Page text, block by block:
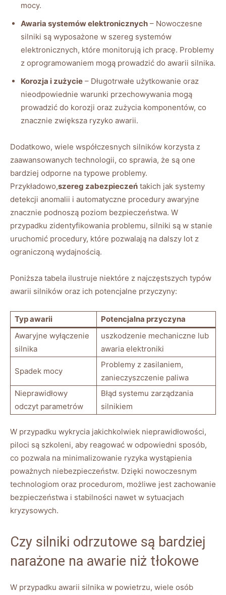
mocy.
Awaria systemów elektronicznych – ⁢Nowoczesne
silniki​ są wyposażone ‌w szereg​ systemów
⁣elektronicznych, które ⁤monitorują ich pracę. Problemy
z oprogramowaniem mogą prowadzić ⁢do ⁢awarii silnika.
Korozja i zużycie – Długotrwałe użytkowanie oraz
nieodpowiednie warunki ‍przechowywania mogą
prowadzić do korozji oraz zużycia komponentów, co
znacznie zwiększa‍ ryzyko ​awarii.
Dodatkowo, wiele współczesnych silników korzysta⁣ z
zaawansowanych technologii,‍ co‍ sprawia, że są one
bardziej odporne na typowe problemy.
Przykładowo,szereg zabezpieczeń ​takich jak systemy
detekcji anomalii i automatyczne procedury awaryjne
znacznie podnoszą poziom bezpieczeństwa. W⁤
przypadku zidentyfikowania problemu,‍ silniki są w stanie
uruchomić procedury, które pozwalają na dalszy lot z
ograniczoną ‍wydajnością.
Poniższa tabela ilustruje niektóre z najczęstszych typów
awarii silników oraz ich potencjalne przyczyny:
Typ awarii
Potencjalna przyczyna
Awaryjne wyłączenie
silnika
uszkodzenie ⁢mechaniczne lub
awaria‌ elektroniki
Spadek mocy
Problemy z zasilaniem,
‌zanieczyszczenie paliwa
Nieprawidłowy
odczyt parametrów
Błąd systemu zarządzania
silnikiem
W⁣ przypadku wykrycia jakichkolwiek nieprawidłowości,‌
piloci są szkoleni, aby ⁢reagować w odpowiedni sposób,
⁢co pozwala na minimalizowanie ryzyka wystąpienia
poważnych niebezpieczeństw. Dzięki nowoczesnym
⁢technologiom ​oraz procedurom, możliwe‌ jest⁤ zachowanie
bezpieczeństwa i stabilności nawet w sytuacjach
kryzysowych.
Czy⁣ silniki ⁤odrzutowe są bardziej
narażone na awarie niż tłokowe
W przypadku⁣ awarii silnika w powietrzu, wiele osób​